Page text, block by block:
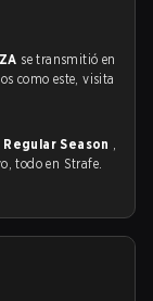
se transmitió en
como este, visita
Regular Season ,
todo en Strafe.